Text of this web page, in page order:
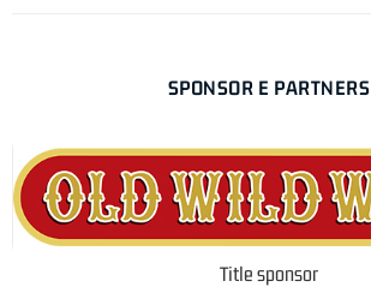
SPONSOR E PARTNERS
Title sponsor